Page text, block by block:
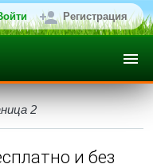
Регистрация
2
и без